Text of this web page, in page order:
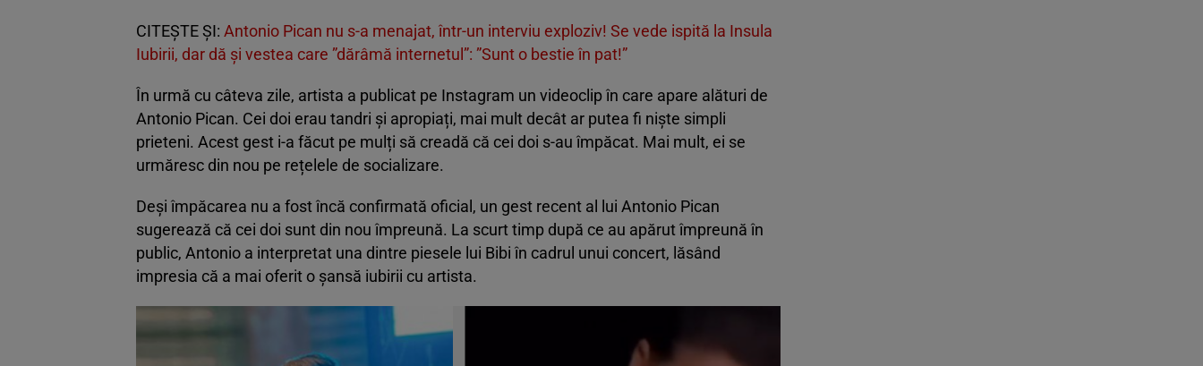
CITEȘTE ȘI: Antonio Pican nu s-a menajat, într-un interviu exploziv! Se vede ispită la Insula
Iubirii, dar dă și vestea care ”dărâmă internetul”: ”Sunt o bestie în pat!”
În urmă cu câteva zile, artista a publicat pe Instagram un videoclip în care apare alături de
Antonio Pican. Cei doi erau tandri și apropiați, mai mult decât ar putea fi niște simpli
prieteni. Acest gest i-a făcut pe mulți să creadă că cei doi s-au împăcat. Mai mult, ei se
urmăresc din nou pe rețelele de socializare.
Deși împăcarea nu a fost încă confirmată oficial, un gest recent al lui Antonio Pican
sugerează că cei doi sunt din nou împreună. La scurt timp după ce au apărut împreună în
public, Antonio a interpretat una dintre piesele lui Bibi în cadrul unui concert, lăsând
impresia că a mai oferit o șansă iubirii cu artista.